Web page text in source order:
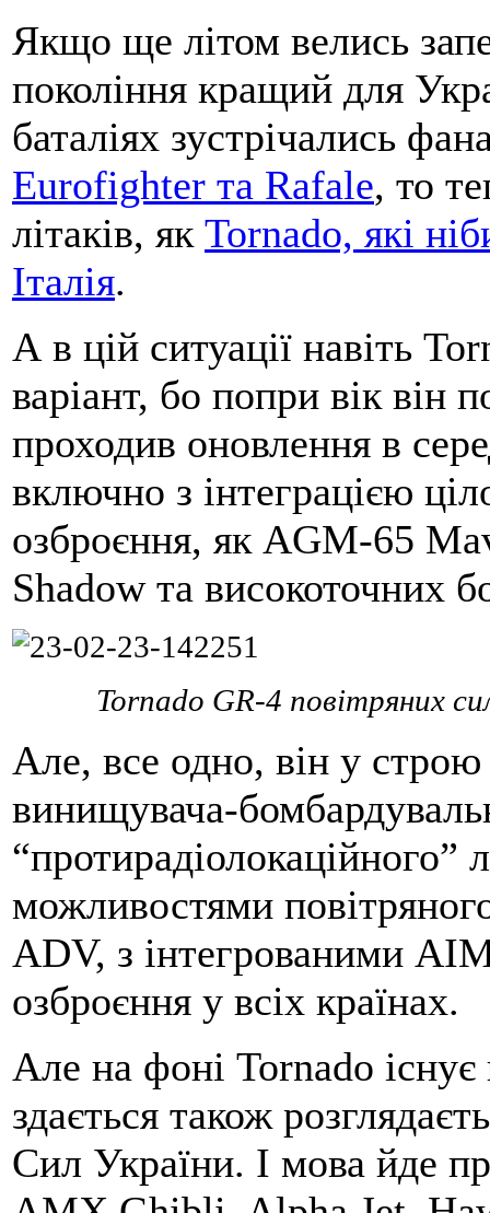
Якщо ще літом велись
покоління кращий для
баталіях зустрічались
Eurofighter та Rafale, то
літаків, як Tornado, які
Італія.
А в цій ситуації навіть
варіант, бо попри вік він
проходив оновлення в
включно з інтеграцією
озброєння, як AGM-65
Shadow та високоточних
Tornado GR-4 повітряних
Але, все одно, він у
винищувача-
можливостями
ADV, з інтегрованими
озброєння у всіх країнах.
Але на фоні Tornado
здається також
Сил України. І мова йде